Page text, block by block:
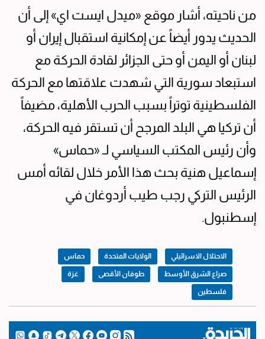
من ناحيته، أشار موقع «ميدل ايست اي» إلى أن
الحديث يدور أيضاً عن إمكانية استقبال إيران أو
لبنان أو اليمن أو حتى الجزائر لقادة الحركة مع
استبعاد سورية التي شهدت علاقتها مع الحركة
الفلسطينية توتراً بسبب الحرب الأهلية، مضيفاً
أن تركيا هي البلد المرجح أن تستقر فيه الحركة،
وأن رئيس المكتب السياسي لـ «حماس»
إسماعيل هنية بحث هذا الأمر خلال لقائه أمس
الرئيس التركي رجب طيب أردوغان في
إسطنبول.
الاحتلال الاسرائيلي الولايات المتحدة حماس
صراع الشرق الأوسط طوفان الأقصى غزة
فلسطين